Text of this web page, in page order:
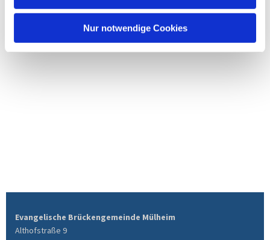
Nur notwendige Cookies
Evangelische Brückengemeinde Mülheim
Althofstraße 9